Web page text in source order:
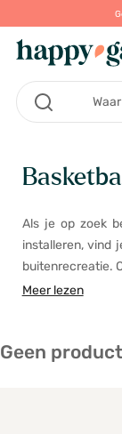
Als je op zoek
installeren, vind
buitenrecreatie.
Meer lezen
Geen